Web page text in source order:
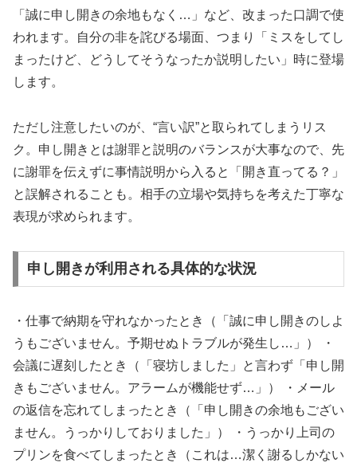
「誠に申し開きの余地もなく…」など、改まった口調で使
われます。自分の非を詫びる場面、つまり「ミスをしてし
まったけど、どうしてそうなったか説明したい」時に登場
します。
ただし注意したいのが、“言い訳”と取られてしまうリス
ク。申し開きとは謝罪と説明のバランスが大事なので、先
に謝罪を伝えずに事情説明から入ると「開き直ってる？」
と誤解されることも。相手の立場や気持ちを考えた丁寧な
表現が求められます。
申し開きが利用される具体的な状況
・仕事で納期を守れなかったとき（「誠に申し開きのしよ
うもございません。予期せぬトラブルが発生し…」） ・
会議に遅刻したとき（「寝坊しました」と言わず「申し開
きもございません。アラームが機能せず…」） ・メール
の返信を忘れてしまったとき（「申し開きの余地もござい
ません。うっかりしておりました」） ・うっかり上司の
プリンを食べてしまったとき（これは…潔く謝るしかない